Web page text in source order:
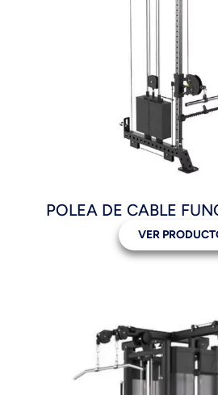
POLEA DE CABLE
VER